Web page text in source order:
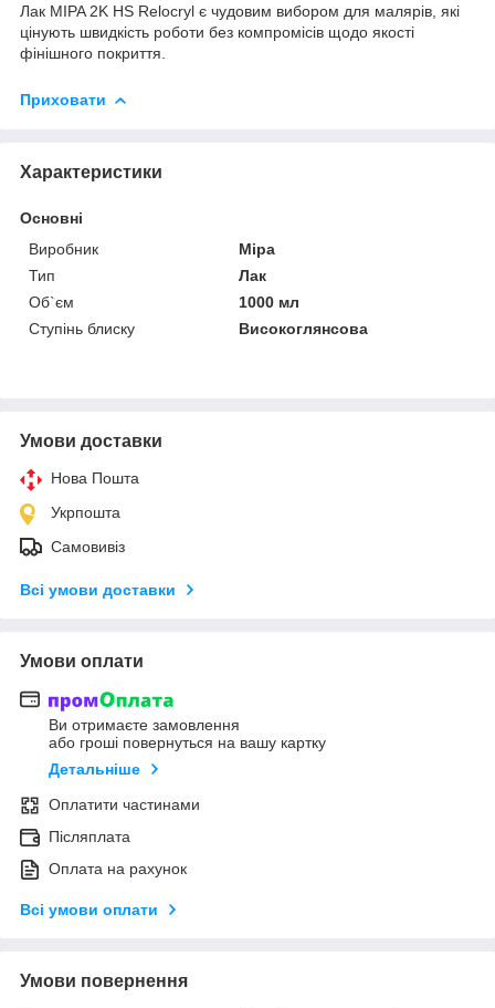
Лак MIPA 2K HS Relocryl є чудовим вибором для малярів, які
цінують швидкість роботи без компромісів щодо якості
фінішного покриття.
Приховати
Характеристики
Основні
Виробник
Mipa
Тип
Лак
Об`єм
1000 мл
Ступінь блиску
Високоглянсова
Умови доставки
Нова Пошта
Укрпошта
Самовивіз
Всі умови доставки
Умови оплати
Ви отримаєте замовлення
або гроші повернуться на вашу картку
Детальніше
Оплатити частинами
Післяплата
Оплата на рахунок
Всі умови оплати
Умови повернення